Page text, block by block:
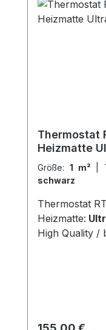
Thermostat
Heizmatte
W/m²
Größe: 1 m²
schwarz
Thermostat
Heizmatte:
High Quality /
Regulärer